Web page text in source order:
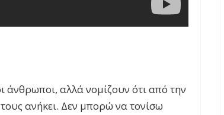
άνθρωποι, αλλά νομίζουν ότι από την
ανήκει. Δεν μπορώ να τονίσω